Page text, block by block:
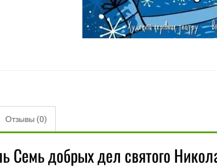
Отзывы (0)
Семь добрых дел святого